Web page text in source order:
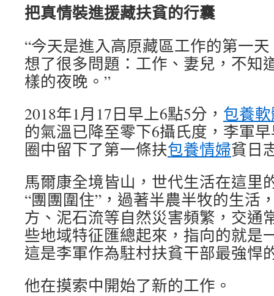
把真情裝進援藏扶貧的行囊
“今天是進入高原藏區工作的第一
想了很多問題：工作、妻兒，不知
樣的夜晚。”
2018年1月17日早上6點5分， 包養
的氣溫已降至零下6攝氏度，李軍
圈中留下了第一條扶包養情婦貧日
馬爾康全境皆山，世代生活在這里
“團團圍住”，過著半農半牧的生活
方、泥石流等自然災害頻繁，交通
些地域特征匯總起來，指向的就
這是李軍作為駐村扶貧干部最強悍
他在摸索中開始了新的工作。